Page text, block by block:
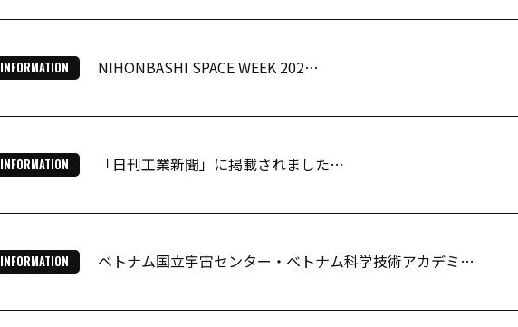
INFORMATION NIHONBASHI SPACE WEEK 202…
INFORMATION 「日刊工業新聞」に掲載されました…
INFORMATION ベトナム国立宇宙センター・ベトナム科学技術アカデミ…